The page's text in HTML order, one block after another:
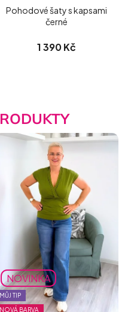
Pohodové šaty s kapsami
černé
1 390 Kč
NOVINKA
MŮJ TIP
NOVÁ BARVA